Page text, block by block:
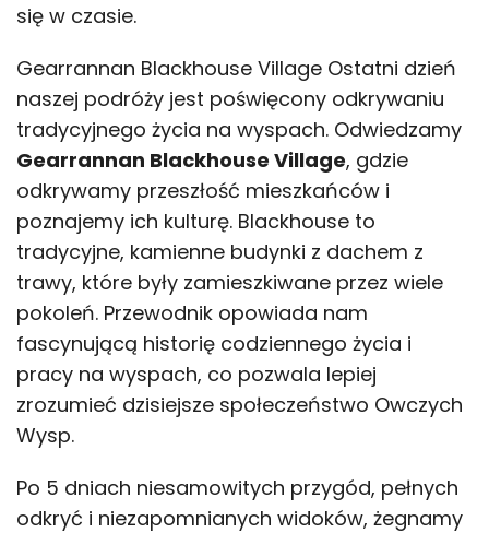
się w czasie.
Gearrannan Blackhouse Village Ostatni dzień
naszej podróży jest poświęcony odkrywaniu
tradycyjnego życia na wyspach. Odwiedzamy
Gearrannan Blackhouse Village, gdzie
odkrywamy przeszłość mieszkańców i
poznajemy ich kulturę. Blackhouse to
tradycyjne, kamienne budynki z dachem z
trawy, które były zamieszkiwane przez wiele
pokoleń. Przewodnik opowiada nam
fascynującą historię codziennego życia i
pracy na wyspach, co pozwala lepiej
zrozumieć dzisiejsze społeczeństwo Owczych
Wysp.
Po 5 dniach niesamowitych przygód, pełnych
odkryć i niezapomnianych widoków, żegnamy